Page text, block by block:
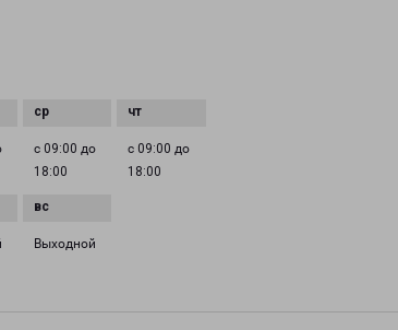
с 09:00 до
18:00
с 09:00 до
18:00
Выходной